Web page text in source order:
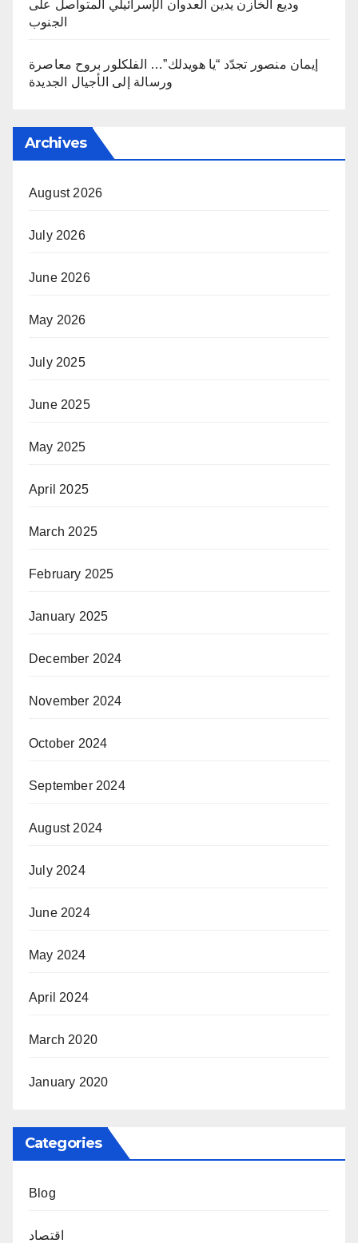
وديع الخازن يدين العدوان الإسرائيلي المتواصل على
الجنوب
إيمان منصور تجدّد “يا هويدلك”… الفلكلور بروح معاصرة
ورسالة إلى الأجيال الجديدة
Archives
August 2026
July 2026
June 2026
May 2026
July 2025
June 2025
May 2025
April 2025
March 2025
February 2025
January 2025
December 2024
November 2024
October 2024
September 2024
August 2024
July 2024
June 2024
May 2024
April 2024
March 2020
January 2020
Categories
Blog
اقتصاد